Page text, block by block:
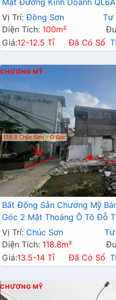
Vị Trí: Đông Sơn Tư
Diện Tích: 100m²
Giá:12-12.5 Tỉ Đã Có Sổ
CHƯƠNG MỸ
Bất Động Sản Chương Mỹ
Góc 2 Mặt Thoáng Ô Tô Đỗ
Bước Chân
Vị Trí: Chúc Sơn
Diện Tích: 118.8m²
Giá:13.5-14 Tỉ Đã Có Sổ
CHƯƠNG MỸ